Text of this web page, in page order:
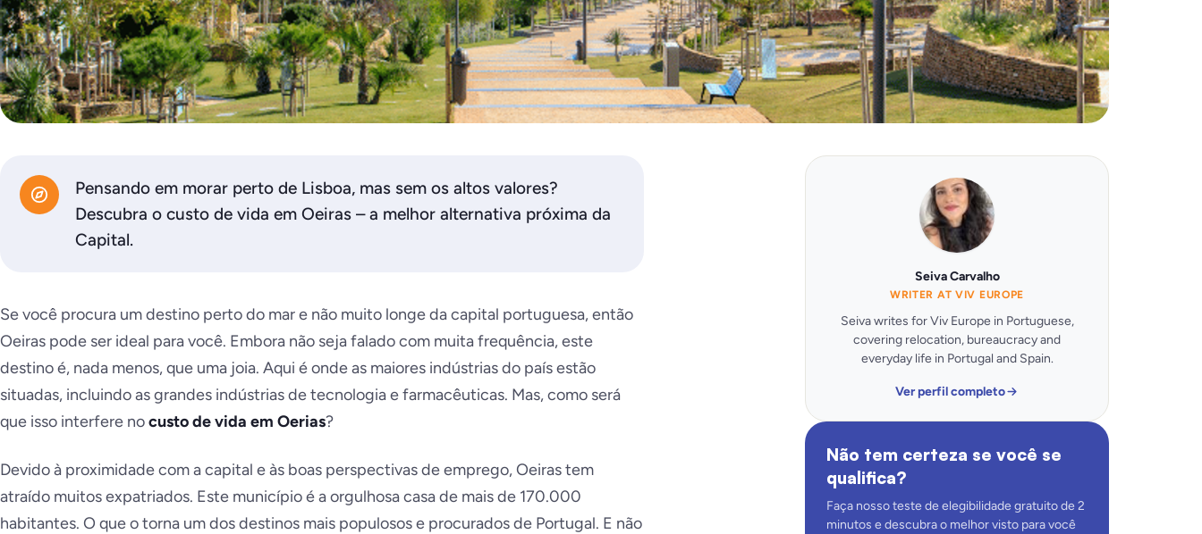
Pensando em morar perto de Lisboa, mas sem os altos valores?
Descubra o custo de vida em Oeiras – a melhor alternativa próxima da
Capital.
Se você procura um destino perto do mar e não muito longe da capital portuguesa, então
Oeiras pode ser ideal para você. Embora não seja falado com muita frequência, este
destino é, nada menos, que uma joia. Aqui é onde as maiores indústrias do país estão
situadas, incluindo as grandes indústrias de tecnologia e farmacêuticas. Mas, como será
que isso interfere nocusto de vida em Oerias?
Devido à proximidade com a capital e às boas perspectivas de emprego, Oeiras tem
atraído muitos expatriados. Este município é a orgulhosa casa de mais de 170.000
habitantes. O que o torna um dos destinos mais populosos e procurados de Portugal. E não
Seiva Carvalho
WRITER AT VIV EUROPE
Seiva writes for Viv Europe in Portuguese,
covering relocation, bureaucracy and
everyday life in Portugal and Spain.
Ver perfil completo
Não tem certeza se você se
qualifica?
Faça nosso teste de elegibilidade gratuito de 2
minutos e descubra o melhor visto para você